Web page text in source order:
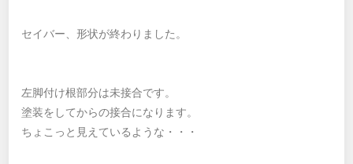
セイバー、形状が終わりました。
左脚付け根部分は未接合です。
塗装をしてからの接合になります。
ちょこっと見えているような・・・